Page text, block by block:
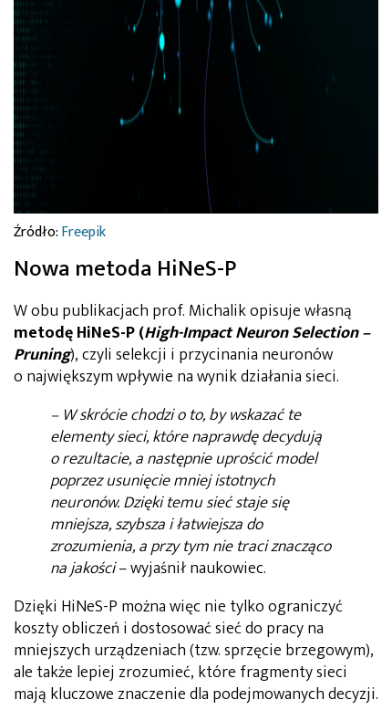
Źródło:Freepik
Nowa metoda HiNeS-P
W obu publikacjach prof. Michalik opisuje własną
metodę HiNeS-P(High-Impact Neuron Selection –
Pruning), czyli selekcji i przycinania neuronów
o największym wpływie na wynik działania sieci.
– W skrócie chodzi o to, by wskazać te
elementy sieci, które naprawdę decydują
o rezultacie, a następnie uprościć model
poprzez usunięcie mniej istotnych
neuronów. Dzięki temu sieć staje się
mniejsza, szybsza i łatwiejsza do
zrozumienia, a przy tym nie traci znacząco
na jakości– wyjaśnił naukowiec.
Dzięki HiNeS-P można więc nie tylko ograniczyć
koszty obliczeń i dostosować sieć do pracy na
mniejszych urządzeniach (tzw. sprzęcie brzegowym),
ale także lepiej zrozumieć, które fragmenty sieci
mają kluczowe znaczenie dla podejmowanych decyzji.